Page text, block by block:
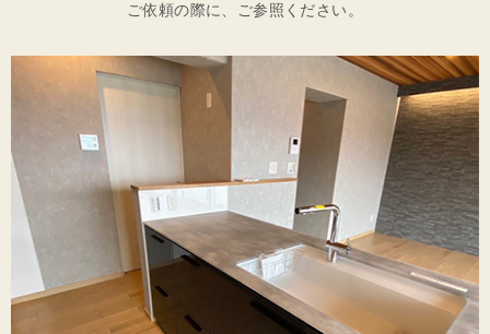
ご依頼の際に、ご参照ください。